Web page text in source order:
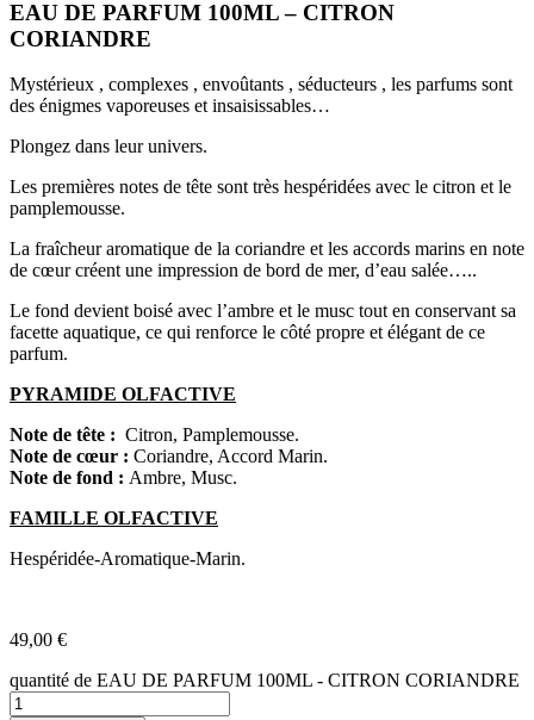
EAU DE PARFUM 100ML – CITRON
CORIANDRE
Mystérieux , complexes , envoûtants , séducteurs , les parfums sont
des énigmes vaporeuses et insaisissables…
Plongez dans leur univers.
Les premières notes de tête sont très hespéridées avec le citron et le
pamplemousse.
La fraîcheur aromatique de la coriandre et les accords marins en note
de cœur créent une impression de bord de mer, d’eau salée…..
Le fond devient boisé avec l’ambre et le musc tout en conservant sa
facette aquatique, ce qui renforce le côté propre et élégant de ce
parfum.
PYRAMIDE OLFACTIVE
Note de tête : Citron, Pamplemousse.
Note de cœur : Coriandre, Accord Marin.
Note de fond : Ambre, Musc.
FAMILLE OLFACTIVE
Hespéridée-Aromatique-Marin.
49,00 €
quantité de EAU DE PARFUM 100ML - CITRON CORIANDRE